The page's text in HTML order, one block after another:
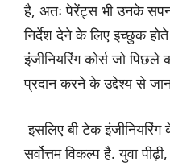
है, अतः पेरेंट्स भी उनके
निर्देश देने के लिए इच्छुक
इंजीनियरिंग कोर्स जो
प्रदान करने के उद्देश्य से
इसलिए बी टेक
सर्वोत्तम विकल्प है. युवा